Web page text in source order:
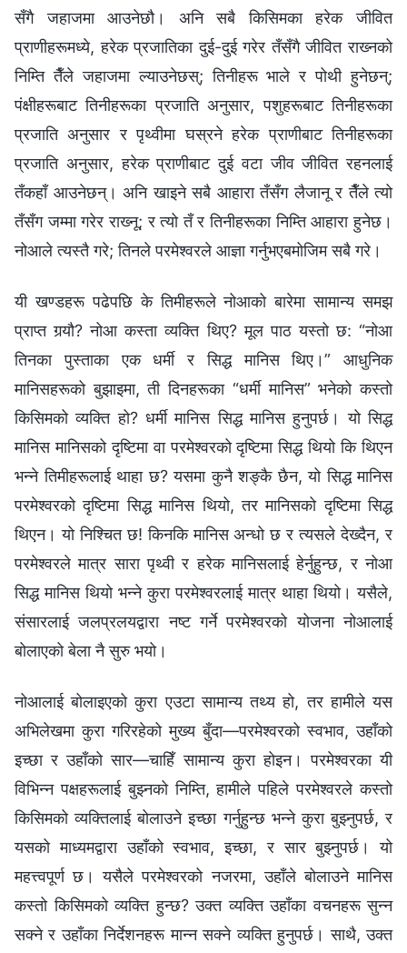
सँगै जहाजमा आउनेछौ। अनि सबै किसिमका हरेक जीवित
प्राणीहरूमध्ये, हरेक प्रजातिका दुई-दुई गरेर तँसँगै जीवित राख्‍नको
निम्ति तैँले जहाजमा ल्याउनेछस्; तिनीहरू भाले र पोथी हुनेछन्;
पंक्षीहरूबाट तिनीहरूका प्रजाति अनुसार, पशुहरूबाट तिनीहरूका
प्रजाति अनुसार र पृथ्वीमा घस्रने हरेक प्राणीबाट तिनीहरूका
प्रजाति अनुसार, हरेक प्राणीबाट दुई वटा जीव जीवित रहनलाई
तँकहाँ आउनेछन्। अनि खाइने सबै आहारा तँसँग लैजानू र तैँले त्यो
तँसँग जम्मा गरेर राख्‍नू; र त्यो तँ र तिनीहरूका निम्ति आहारा हुनेछ।
नोआले त्यस्तै गरे; तिनले परमेश्‍वरले आज्ञा गर्नुभएबमोजिम सबै गरे।
यी खण्डहरू पढेपछि के तिमीहरूले नोआको बारेमा सामान्य समझ
प्राप्त गर्‍यौ? नोआ कस्ता व्यक्ति थिए? मूल पाठ यस्तो छ: “नोआ
तिनका पुस्ताका एक धर्मी र सिद्ध मानिस थिए।” आधुनिक
मानिसहरूको बुझाइमा, ती दिनहरूका “धर्मी मानिस” भनेको कस्तो
किसिमको व्यक्ति हो? धर्मी मानिस सिद्ध मानिस हुनुपर्छ। यो सिद्ध
मानिस मानिसको दृष्टिमा वा परमेश्‍वरको दृष्टिमा सिद्ध थियो कि थिएन
भन्‍ने तिमीहरूलाई थाहा छ? यसमा कुनै शङ्कै छैन, यो सिद्ध मानिस
परमेश्‍वरको दृष्टिमा सिद्ध मानिस थियो, तर मानिसको दृष्टिमा सिद्ध
थिएन। यो निश्‍चित छ! किनकि मानिस अन्धो छ र त्यसले देख्दैन, र
परमेश्‍वरले मात्र सारा पृथ्वी र हरेक मानिसलाई हेर्नुहुन्छ, र नोआ
सिद्ध मानिस थियो भन्‍ने कुरा परमेश्‍वरलाई मात्र थाहा थियो। यसैले,
संसारलाई जलप्रलयद्वारा नष्ट गर्ने परमेश्‍वरको योजना नोआलाई
बोलाएको बेला नै सुरु भयो।
नोआलाई बोलाइएको कुरा एउटा सामान्य तथ्य हो, तर हामीले यस
अभिलेखमा कुरा गरिरहेको मुख्य बुँदा—परमेश्‍वरको स्वभाव, उहाँको
इच्छा र उहाँको सार—चाहिँ सामान्य कुरा होइन। परमेश्‍वरका यी
विभिन्‍न पक्षहरूलाई बुझ्‍नको निम्ति, हामीले पहिले परमेश्‍वरले कस्तो
किसिमको व्यक्तिलाई बोलाउने इच्छा गर्नुहुन्छ भन्‍ने कुरा बुझ्‍नुपर्छ, र
यसको माध्यमद्वारा उहाँको स्वभाव, इच्छा, र सार बुझ्‍नुपर्छ। यो
महत्त्वपूर्ण छ। यसैले परमेश्‍वरको नजरमा, उहाँले बोलाउने मानिस
कस्तो किसिमको व्यक्ति हुन्छ? उक्त व्यक्ति उहाँका वचनहरू सुन्‍न
सक्ने र उहाँका निर्देशनहरू मान्‍न सक्ने व्यक्ति हुनुपर्छ। साथै, उक्त